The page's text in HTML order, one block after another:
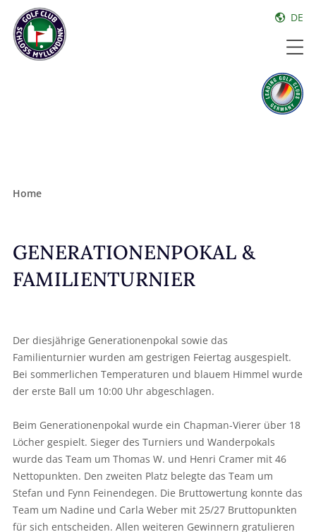
DE
Home
GENERATIONENPOKAL &
FAMILIENTURNIER
Der diesjährige Generationenpokal sowie das
Familienturnier wurden am gestrigen Feiertag ausgespielt.
Bei sommerlichen Temperaturen und blauem Himmel wurde
der erste Ball um 10:00 Uhr abgeschlagen.
Beim Generationenpokal wurde ein Chapman-Vierer über 18
Löcher gespielt. Sieger des Turniers und Wanderpokals
wurde das Team um Thomas W. und Henri Cramer mit 46
Nettopunkten. Den zweiten Platz belegte das Team um
Stefan und Fynn Feinendegen. Die Bruttowertung konnte das
Team um Nadine und Carla Weber mit 25/27 Bruttopunkten
für sich entscheiden. Allen weiteren Gewinnern gratulieren